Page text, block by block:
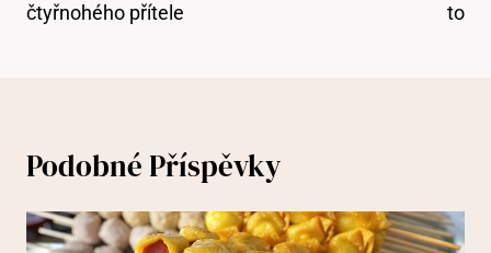
čtyřnohého přítele
to
Podobné Příspěvky